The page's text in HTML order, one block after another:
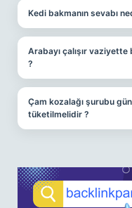
Kedi bakmanın sevabı
Arabayı çalışır vaziyette
?
Çam kozalağı şurubu
tüketilmelidir ?